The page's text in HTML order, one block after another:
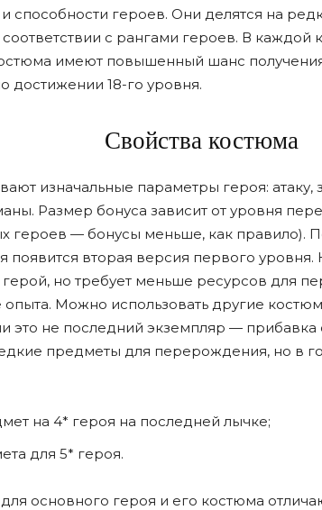
способности героев. Они делятся на
с рангами героев. В каждой
имеют повышенный шанс
достижении 18-го уровня.
Свойства костюма
изначальные параметры героя: атаку,
Размер бонуса зависит от уровня
героев — бонусы меньше, как правило).
появится вторая версия первого уровня.
но требует меньше ресурсов для
опыта. Можно использовать другие
это не последний экземпляр — прибавка
предметы для перерождения, но в
на 4* героя на последней лычке;
для 5* героя.
для основного героя и его костюма